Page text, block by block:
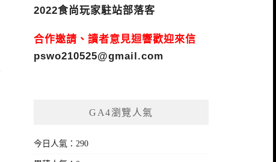
2022食尚玩家駐站部落客
合作邀請、讀者意見迴響歡迎來信
pswo210525@gmail.com
GA4瀏覽人氣
今日人氣：290